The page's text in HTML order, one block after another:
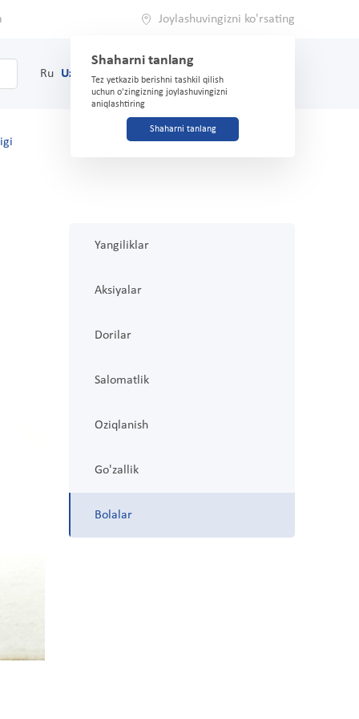
Joylashuvingizni ko'rsating
Shaharni tanlang
Tez yetkazib berishni tashkil qilish
uchun o'zingizning joylashuvingizni
aniqlashtiring
Shaharni tanlang
Ru Uz (71) 200-03-03
Yangiliklar
Aksiyalar
Dorilar
Salomatlik
Oziqlanish
Go'zallik
Bolalar